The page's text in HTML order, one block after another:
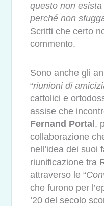
questo non
perché non
Scritti che certo
commento.
Sono anche gli
“riunioni di
cattolici e
assise che
Fernand Portal,
collaborazione
nell’idea dei suoi
riunificazione tra
attraverso le “
che furono per
’20 del secolo